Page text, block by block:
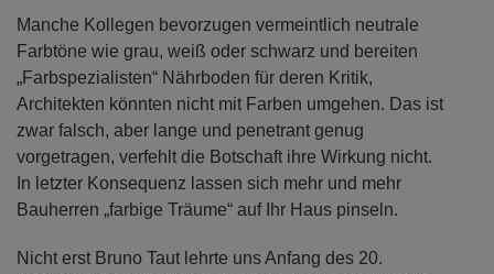
Manche Kollegen bevorzugen vermeintlich neutrale
Farbtöne wie grau, weiß oder schwarz und bereiten
„Farbspezialisten“ Nährboden für deren Kritik,
Architekten könnten nicht mit Farben umgehen. Das ist
zwar falsch, aber lange und penetrant genug
vorgetragen, verfehlt die Botschaft ihre Wirkung nicht.
In letzter Konsequenz lassen sich mehr und mehr
Bauherren „farbige Träume“ auf Ihr Haus pinseln.
Nicht erst Bruno Taut lehrte uns Anfang des 20.